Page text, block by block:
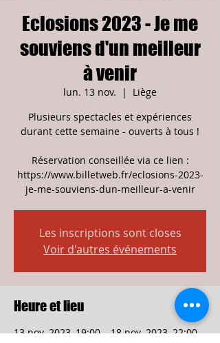
Eclosions 2023 - Je me
souviens d'un meilleur
à venir
lun. 13 nov.
  |
Liège
Plusieurs spectacles et expériences
durant cette semaine - ouverts à tous !
Réservation conseillée via ce lien :
https://www.billetweb.fr/eclosions-2023-
je-me-souviens-dun-meilleur-a-venir
Les inscriptions sont closes
Voir d'autres événements
Heure et lieu
13 nov. 2023, 19:00 – 18 nov. 2023, 22:00